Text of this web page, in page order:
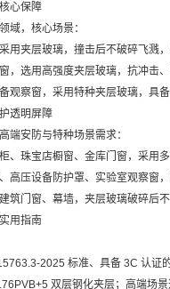
心保障
域，核心场景：
用夹层玻璃，撞击后不破碎飞溅
，选用高强度夹层玻璃，抗冲击
观察窗，采用特种夹层玻璃，具
透明屏障
端安防与特种场景需求：
、珠宝店橱窗、金库门窗，采用
高压设备防护罩、实验室观察窗
筑门窗、幕墙，夹层玻璃破碎后
用指南
2025 标准、具备 3C 认证
双层钢化夹层；高端场